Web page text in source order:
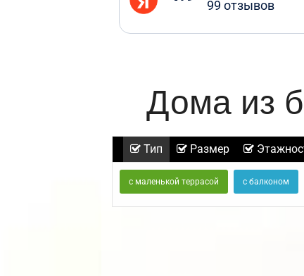
99 отзывов
Дома из
Тип Размер
с маленькой террасой с балконом